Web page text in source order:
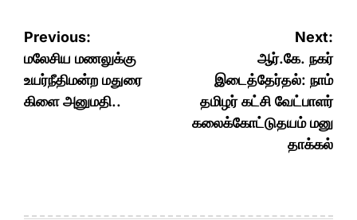
Post
navigation
Previous:
மலேசிய மணலுக்கு
உயர்நீதிமன்ற மதுரை
கிளை அனுமதி..
Next:
ஆர்.கே. நகர்
இடைத்தேர்தல்: நாம்
தமிழர் கட்சி வேட்பாளர்
கலைக்கோட்டுதயம் மனு
தாக்கல்